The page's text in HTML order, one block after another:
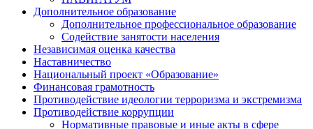
Дополнительное образование
Дополнительное профессиональное образование
Содействие занятости населения
Независимая оценка качества
Наставничество
Национальный проект «Образование»
Финансовая грамотность
Противодействие идеологии терроризма и экстремизма
Противодействие коррупции
Нормативные правовые и иные акты в сфере